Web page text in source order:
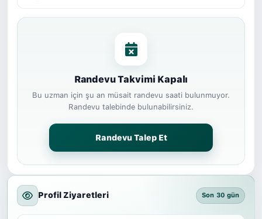
Randevu Takvimi Kapalı
Bu uzman için şu an müsait randevu saati bulunmuyor.
Randevu talebinde bulunabilirsiniz.
Randevu Talep Et
Profil Ziyaretleri Son 30 gün